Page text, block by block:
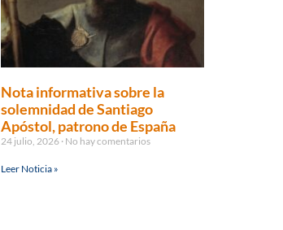
Nota informativa sobre la
solemnidad de Santiago
Apóstol, patrono de España
24 julio, 2026 No hay comentarios
Leer Noticia »